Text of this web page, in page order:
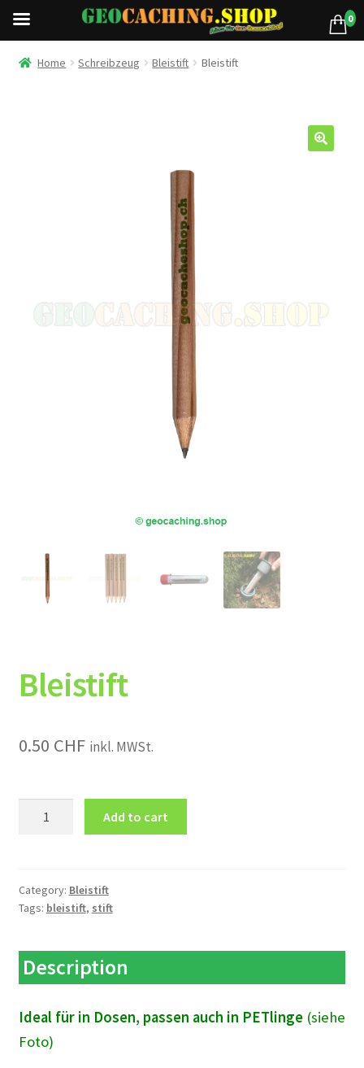
Home Schreibzeug Bleistift Bleistift
Bleistift
0.50 CHF inkl. MWSt.
Add to cart
Category: Bleistift
Tags: bleistift, stift
Description
Ideal für in Dosen, passen auch in PETlinge(siehe
Foto)
0